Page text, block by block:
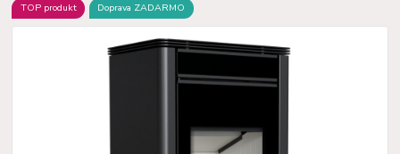
TOP produkt Doprava ZADARMO